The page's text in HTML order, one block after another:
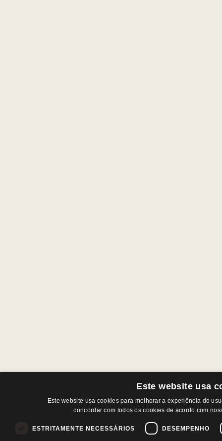
Este website usa
Este website usa cookies para melhorar a experiência do
concordar com todos os cookies de acordo com
ESTRITAMENTE NECESSÁRIOS DESEMPENHO